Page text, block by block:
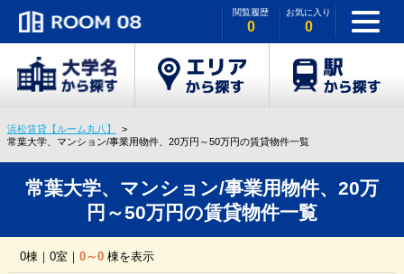
閲覧履歴
0
お気に入り
0
浜松賃貸【ルーム丸八】
常葉大学、マンション/事業用物件、20万円～50万円の賃貸物件一覧
常葉大学、マンション/事業用物件、20万
円～50万円の賃貸物件一覧
0棟｜0室｜0～0 棟を表示